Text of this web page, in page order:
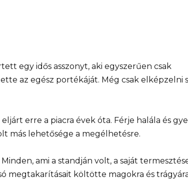
egy idős asszonyt, aki egyszerűen csak
az egész portékáját. Még csak elképzelni
erre a piacra évek óta. Férje halála és
más lehetősége a megélhetésre.
ami a standján volt, a saját
megtakarításait költötte magokra és